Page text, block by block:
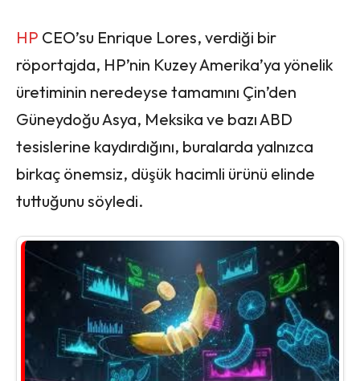
HP CEO’su Enrique Lores, verdiği bir
röportajda, HP’nin Kuzey Amerika’ya yönelik
üretiminin neredeyse tamamını Çin’den
Güneydoğu Asya, Meksika ve bazı ABD
tesislerine kaydırdığını, buralarda yalnızca
birkaç önemsiz, düşük hacimli ürünü elinde
tuttuğunu söyledi.